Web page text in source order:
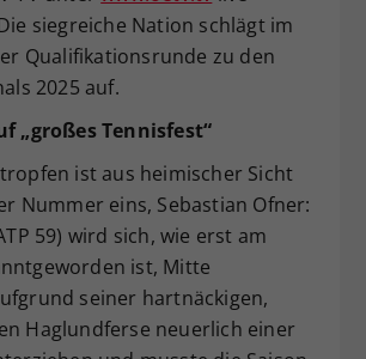
siegreiche Nation schlägt im
Qualifikationsrunde zu den
2025 auf.
„großes Tennisfest“
ist aus heimischer Sicht
Nummer eins, Sebastian Ofner:
59) wird sich, wie erst am
ist, Mitte
seiner hartnäckigen,
Haglundferse neuerlich einer